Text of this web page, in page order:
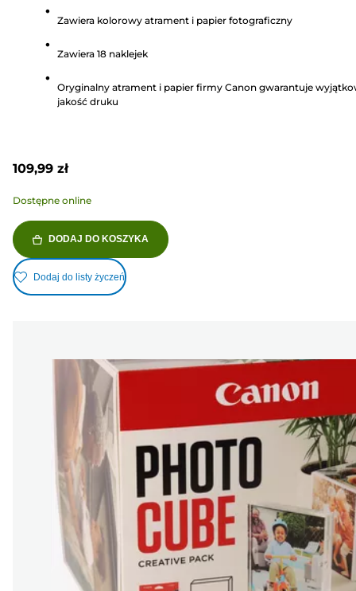
gwiazdek.
Recenzji
Zawiera kolorowy atrament i papier fotograficzny
Zawiera 18 naklejek
Oryginalny atrament i papier firmy Canon gwarantuje
jakość druku
109,99 zł
Dostępne online
DODAJ DO KOSZYKA
Dodaj do listy życzeń